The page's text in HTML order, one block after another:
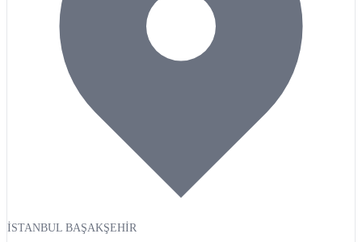
İSTANBUL BAŞAKŞEHİR